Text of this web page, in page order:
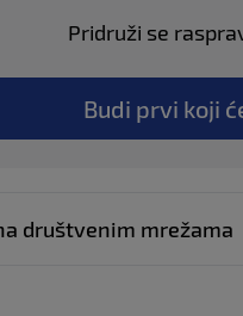
Pridruži se
Budi prvi koji
društvenim mrežama